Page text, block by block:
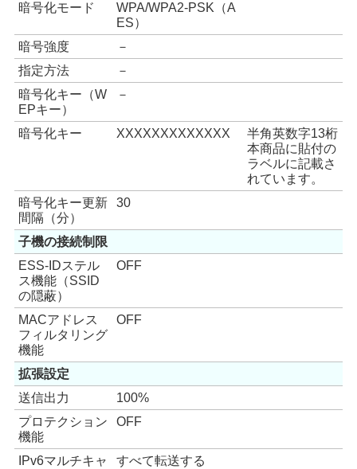
暗号化モード
WPA/WPA2-PSK（A
ES）
暗号強度
－
指定方法
－
暗号化キー（W
EPキー）
－
暗号化キー XXXXXXXXXXXXX
半角英数字13桁
本商品に貼付の
ラベルに記載さ
れています。
暗号化キー更新
間隔（分）
30
子機の接続制限
ESS-IDステル
ス機能（SSID
の隠蔽）
OFF
MACアドレス
フィルタリング
機能
OFF
拡張設定
送信出力
100%
プロテクション
機能
OFF
IPv6マルチキャ すべて転送する